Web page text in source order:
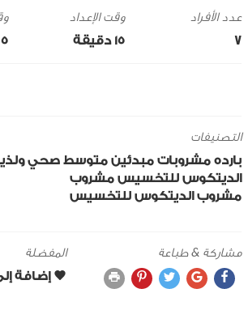
7
وقت الإعداد
15 ‎دقيقة
5 ‎دقيقة
التصنيفات
بارده مشروبات مبدئين متوسط صحي
الديتكوس للتخسيس مشروب
مشروب الديتكوس للتخسيس
مشاركة & طباعة المفضلة